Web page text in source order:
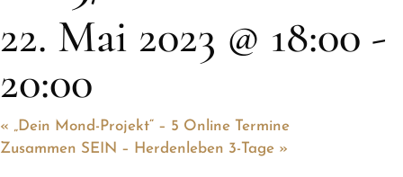
22. Mai 2023 @ 18:00 -
20:00
« „Dein Mond-Projekt“ – 5 Online Termine
Zusammen SEIN – Herdenleben 3-Tage »